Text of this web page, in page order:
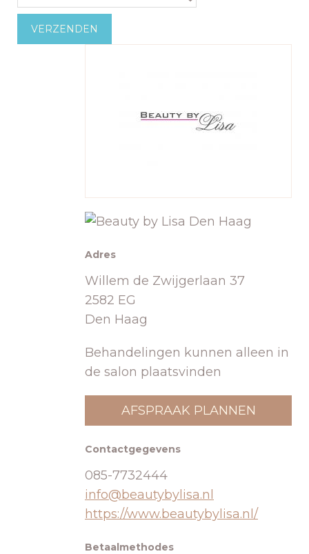
VERZENDEN
Adres
Willem de Zwijgerlaan 37
2582 EG
Den Haag
Behandelingen kunnen alleen in
de salon plaatsvinden
AFSPRAAK PLANNEN
Contactgegevens
085-7732444
info@beautybylisa.nl
https://www.beautybylisa.nl/
Betaalmethodes